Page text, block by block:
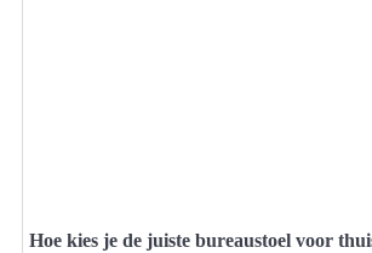
Hoe kies je de juiste bureaustoel voor